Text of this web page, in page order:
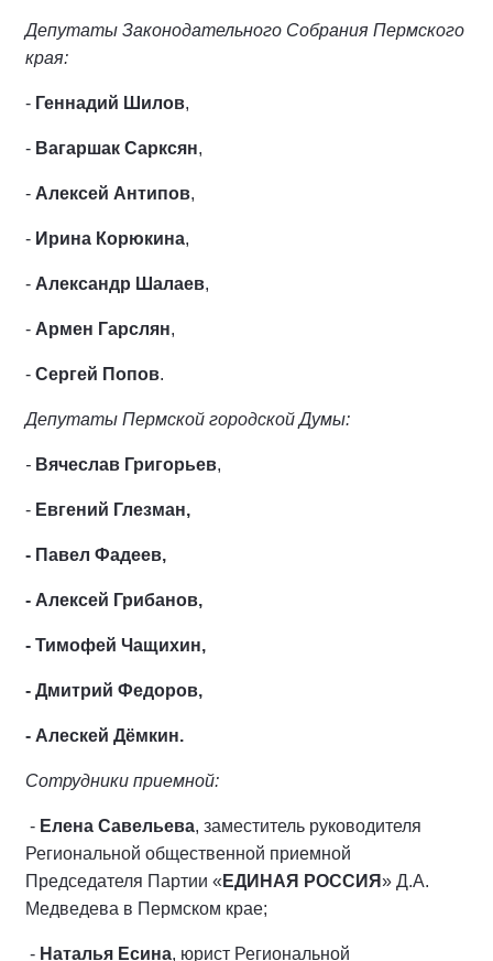
Депутаты Законодательного Собрания Пермского
края:
- Геннадий Шилов,
- Вагаршак Сарксян,
- Алексей Антипов,
- Ирина Корюкина,
- Александр Шалаев,
- Армен Гарслян,
- Сергей Попов.
Депутаты Пермской городской Думы:
- Вячеслав Григорьев,
- Евгений Глезман,
- Павел Фадеев,
- Алексей Грибанов,
- Тимофей Чащихин,
- Дмитрий Федоров,
- Алескей Дёмкин.
Сотрудники приемной:
- Елена Савельева, заместитель руководителя
Региональной общественной приемной
Председателя Партии « ЕДИНАЯ РОССИЯ» Д.А.
Медведева в Пермском крае;
- Наталья Есина, юрист Региональной